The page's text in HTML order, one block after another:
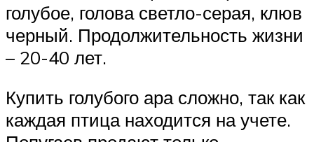
голубое, голова светло-серая, клюв
черный. Продолжительность жизни
– 20-40 лет.
Купить голубого ара сложно, так как
каждая птица находится на учете.